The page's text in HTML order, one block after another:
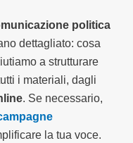
politica
dettagliato: cosa
a strutturare
i materiali, dagli
. Se necessario,
la tua voce.